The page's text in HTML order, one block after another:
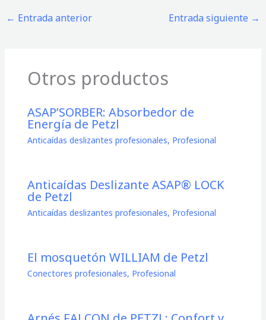
← Entrada anterior Entrada siguiente →
Otros productos
ASAP’SORBER: Absorbedor de
Energía de Petzl
Anticaídas deslizantes profesionales, Profesional
Anticaídas Deslizante ASAP® LOCK
de Petzl
Anticaídas deslizantes profesionales, Profesional
El mosquetón WILLIAM de Petzl
Conectores profesionales, Profesional